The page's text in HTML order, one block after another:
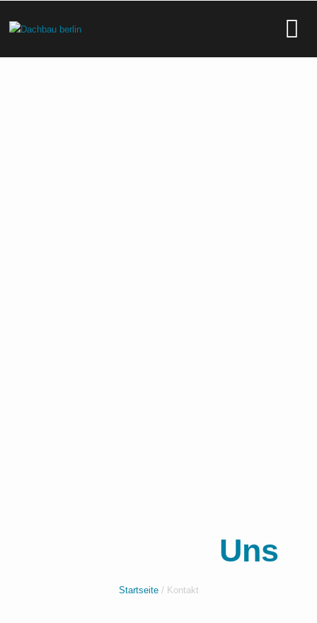
Uns
Startseite/ Kontakt